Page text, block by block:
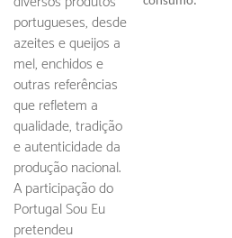
portugueses, desde
azeites e queijos a
mel, enchidos e
outras referências
que refletem a
qualidade, tradição
e autenticidade da
produção nacional.
A participação do
Portugal Sou Eu
pretendeu